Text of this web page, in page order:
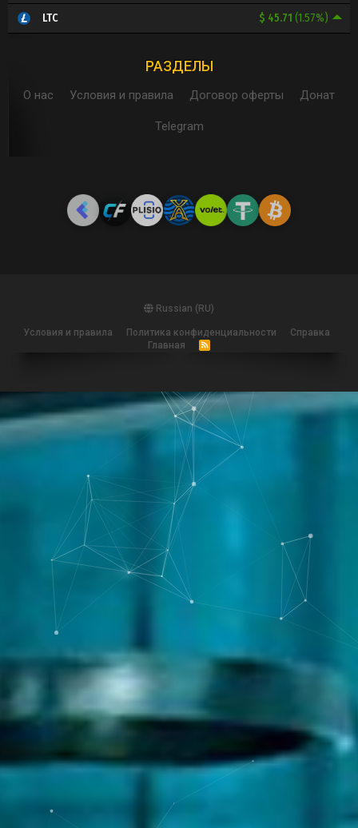
$ 45.71 (1.57%)
LTC
РАЗДЕЛЫ
О нас Условия и правила Договор оферты Донат
Telegram
Russian (RU)
Условия и правила Политика конфиденциальности
Справка
Главная
R